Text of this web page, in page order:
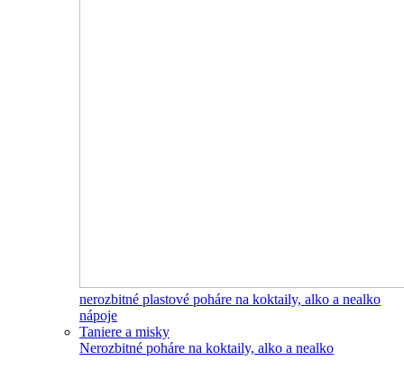
nerozbitné plastové poháre na koktaily, alko a nealko
nápoje
Taniere a misky
Nerozbitné poháre na koktaily, alko a nealko